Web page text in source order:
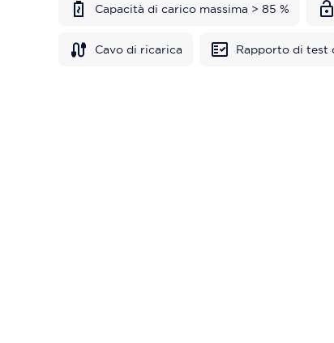
Capacità di carico massima > 85 %
Cavo di ricarica Rapporto di test